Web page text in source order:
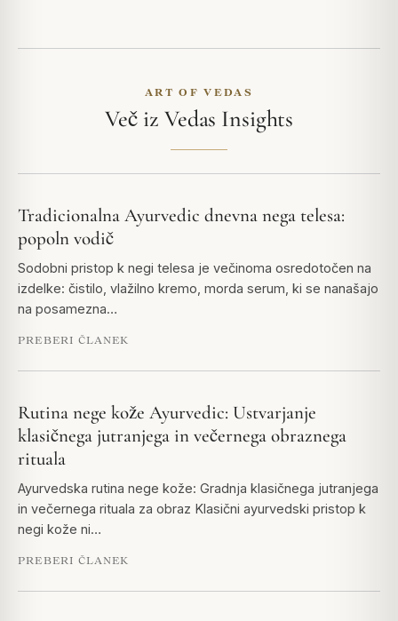
ART OF VEDAS
Več iz Vedas Insights
Tradicionalna Ayurvedic dnevna nega telesa:
popoln vodič
Sodobni pristop k negi telesa je večinoma osredotočen na
izdelke: čistilo, vlažilno kremo, morda serum, ki se nanašajo
na posamezna…
PREBERI ČLANEK
Rutina nege kože Ayurvedic: Ustvarjanje
klasičnega jutranjega in večernega obraznega
rituala
Ayurvedska rutina nege kože: Gradnja klasičnega jutranjega
in večernega rituala za obraz Klasični ayurvedski pristop k
negi kože ni…
PREBERI ČLANEK